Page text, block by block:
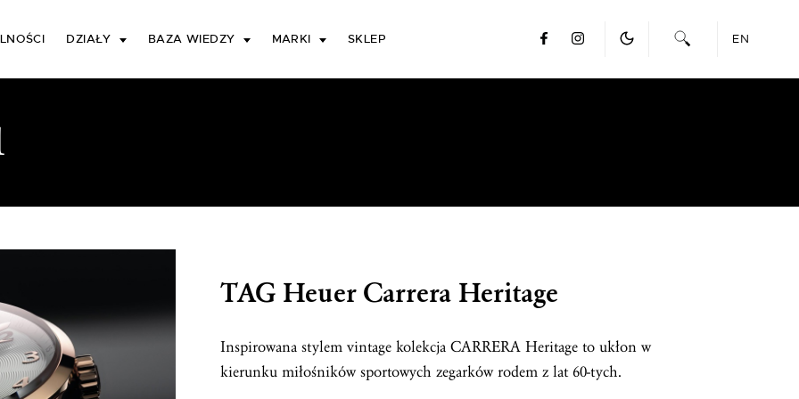
DZIAŁY BAZA WIEDZY MARKI SKLEP EN
TAG Heuer Carrera Heritage
Inspirowana stylem vintage kolekcja CARRERA Heritage to ukłon w
kierunku miłośników sportowych zegarków rodem z lat 60-tych.